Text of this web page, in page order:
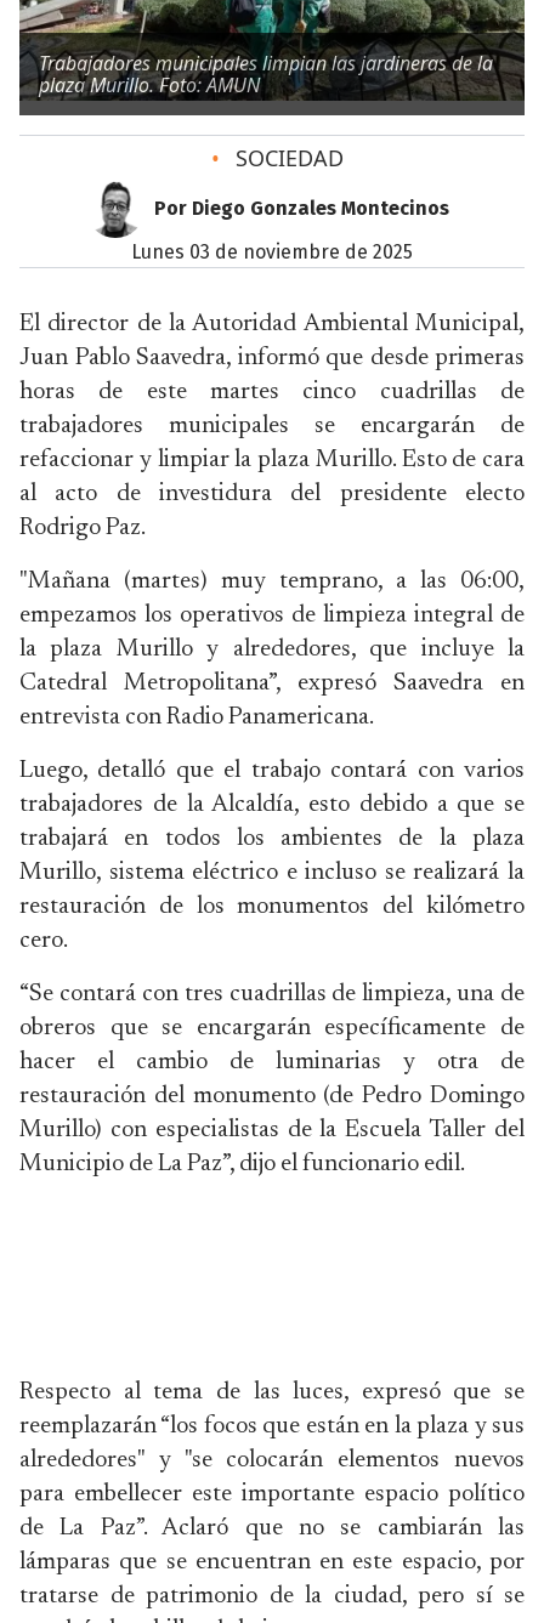
Trabajadores municipales limpian las jardineras de la
plaza Murillo. Foto: AMUN
• SOCIEDAD
Por Diego Gonzales Montecinos
lunes 03 de noviembre de 2025
El director de la Autoridad Ambiental Municipal,
Juan Pablo Saavedra, informó que desde primeras
horas de este martes cinco cuadrillas de
trabajadores municipales se encargarán de
refaccionar y limpiar la plaza Murillo. Esto de cara
al acto de investidura del presidente electo
Rodrigo Paz.
"Mañana (martes) muy temprano, a las 06:00,
empezamos los operativos de limpieza integral de
la plaza Murillo y alrededores, que incluye la
Catedral Metropolitana”, expresó Saavedra en
entrevista con Radio Panamericana.
Luego, detalló que el trabajo contará con varios
trabajadores de la Alcaldía, esto debido a que se
trabajará en todos los ambientes de la plaza
Murillo, sistema eléctrico e incluso se realizará la
restauración de los monumentos del kilómetro
cero.
“Se contará con tres cuadrillas de limpieza, una de
obreros que se encargarán específicamente de
hacer el cambio de luminarias y otra de
restauración del monumento (de Pedro Domingo
Murillo) con especialistas de la Escuela Taller del
Municipio de La Paz”, dijo el funcionario edil.
Respecto al tema de las luces, expresó que se
reemplazarán “los focos que están en la plaza y sus
alrededores" y "se colocarán elementos nuevos
para embellecer este importante espacio político
de La Paz”. Aclaró que no se cambiarán las
lámparas que se encuentran en este espacio, por
tratarse de patrimonio de la ciudad, pero sí se